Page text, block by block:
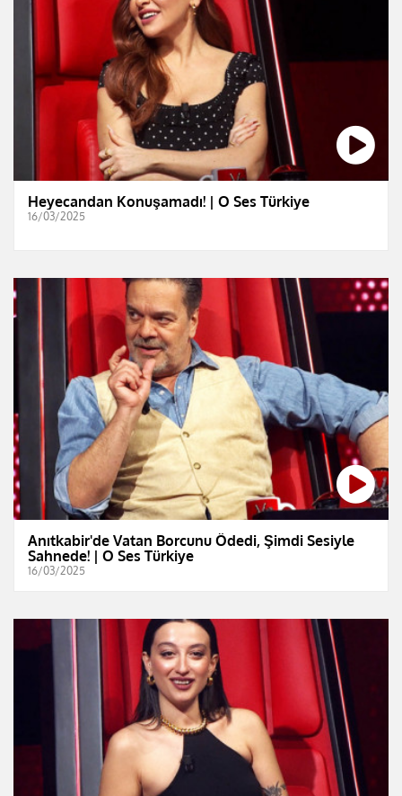
Heyecandan Konuşamadı! | O Ses Türkiye
16/03/2025
Anıtkabir'de Vatan Borcunu Ödedi, Şimdi Sesiyle
Sahnede! | O Ses Türkiye
16/03/2025